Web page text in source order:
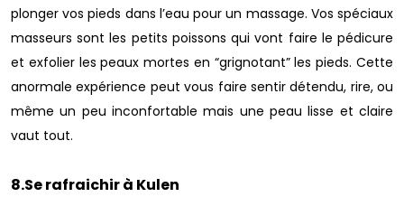
plonger vos pieds dans l’eau pour un massage. Vos spéciaux
masseurs sont les petits poissons qui vont faire le pédicure
et exfolier les peaux mortes en “grignotant” les pieds. Cette
anormale expérience peut vous faire sentir détendu, rire, ou
même un peu inconfortable mais une peau lisse et claire
vaut tout.
8.Se rafraichir à Kulen